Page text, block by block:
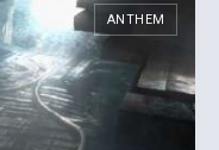
ANTHEM